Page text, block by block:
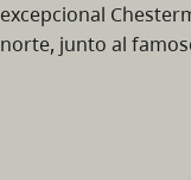
excepcional
norte, junto al